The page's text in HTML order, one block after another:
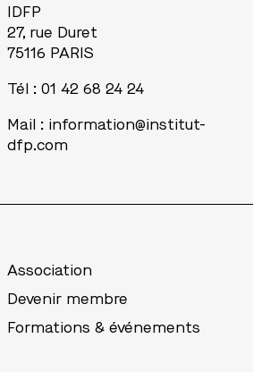
IDFP
27, rue Duret
75116 PARIS
Tél : 01 42 68 24 24
Mail : information@institut-
dfp.com
Association
Devenir membre
Formations & événements